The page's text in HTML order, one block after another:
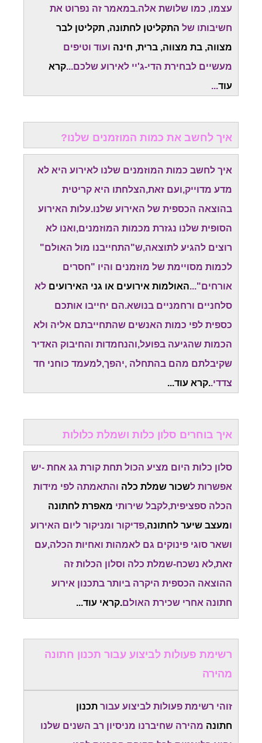
עצמו, כמו שלושת אלה.במאמר זה נפרוט את
חשיבותו של התקליטן לחתונה, תקליטן לבר
מצווה, בת מצווה, ברית, חינה ועוד וטיפים
מעשיים לבחירת הדי-ג'יי לאירוע שלכם...קרא
עוד...
איך לחשב את כמות המוזמנים שלנו?
איך לחשב כמות המוזמנים שלנו לאירוע היא לא
מדע מדוייק,ועם זאת,הצלחתו היא קריטית
בהוצאה הכספית של האירוע שלנו.עלות האירוע
הסופית שלנו נגזרת מכמות המוזמנים,ואנו לא
רוצים להגיע לתוצאה,ש"התחייבנו מול האולם"
לכמות מסויימת של מוזמנים והיו "חסרים
אורחים"...האולמות אירועים או גני האירועים לא
סלחניים ורחמניים בנושא.הם יחייבו אותכם
כספית לפי כמות האנשים שהתחייבתם אליה ולא
הכמות שהגיעה בפועל,והנחמדות והחיבוק האדיר
שקיבלתם מהם בהתחלה ,יהפך,למעמד כוחני חד
צדדי..קרא עוד...
איך בוחרים סלון כלות ושמלת כלולות
סלון כלות היום מציע הכול תחת קורת גג אחת -יש
אפשרות לשכור שמלת כלה והתאמתה לפי מידות
הכלה ספציפית,לקבל שירותי מאפרת לחתונה
ומעצב שיער לחתונה,פדיקור ומניקור ליום האירוע
ושאר סוגי פינוקים גם לאמהות ואחיות הכלה,עם
זאת,לא נשכח-שמלת כלה וסלון הכלות זה
ההוצאה הכספית היקרה ביותר בתכנון אירוע
חתונה אחרי שכירת האולם.קראי עוד...
רשימת פעולות לביצוע עבור תכנון חתונה
מהירה
זוהי רשימת פעולות לביצוע עבור תכנון
חתונה מהירה שחיברנו מניסיון רב השנים שלנו